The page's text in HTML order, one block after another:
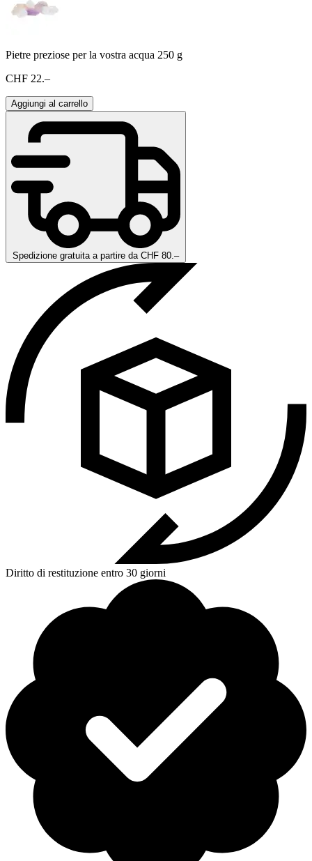
Pietre preziose per la vostra acqua 250 g
CHF 22.–
Aggiungi al carrello
Spedizione gratuita a partire da CHF 80.–
Diritto di restituzione entro 30 giorni